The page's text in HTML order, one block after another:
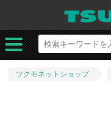
ツクモネットショップ